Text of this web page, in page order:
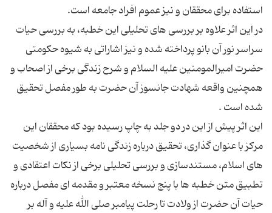
در این اثر علاوه بر بررسی ‌های تحلیلی این خطبه، به بررسی حیات
سراسر نور آن بانو پرداخته شده و نیز اشاراتی به شیوه حکومتی
حضرت امیرالمومنین علیه السلام و شرح زندگی برخی از اصحاب و
همچنین واقعه شهادت جانسوز آن حضرت به طور مفصل تحقیق
این اثر پیش از این در دو جلد به چاپ رسیده بود كه محققان این
مركز با عنوان‌ گذاری، تحقیق درباره زندگی ‌نامه بسیاری از شخصیت
‌های اسلام، مستند‌سازی و بررسی تحلیلی برخی از نكات اعتقادی و
تطبیق متن خطبه ‌ها با پنج نسخه‌ معتبر و مقدمه ‌ای مفصل درباره
حیات آن حضرت از ولادت تا رحلت پیامبر صلی الله علیه و آله بر